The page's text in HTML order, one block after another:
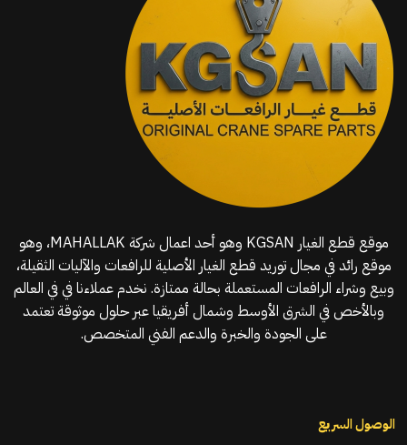
موقع قطع الغيار KGSAN وهو أحد اعمال شركة MAHALLAK، وهو
موقع رائد في مجال توريد قطع الغيار الأصلية للرافعات والآليات الثقيلة،
وبيع وشراء الرافعات المستعملة بحالة ممتازة. نخدم عملاءنا في في العالم
وبالأخص في الشرق الأوسط وشمال أفريقيا عبر حلول موثوقة تعتمد
على الجودة والخبرة والدعم الفني المتخصص.
الوصول السريع